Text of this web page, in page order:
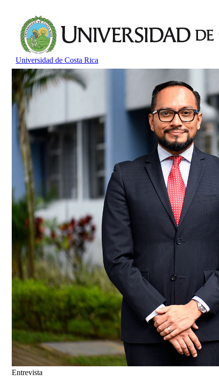
Universidad de Costa Rica
Entrevista